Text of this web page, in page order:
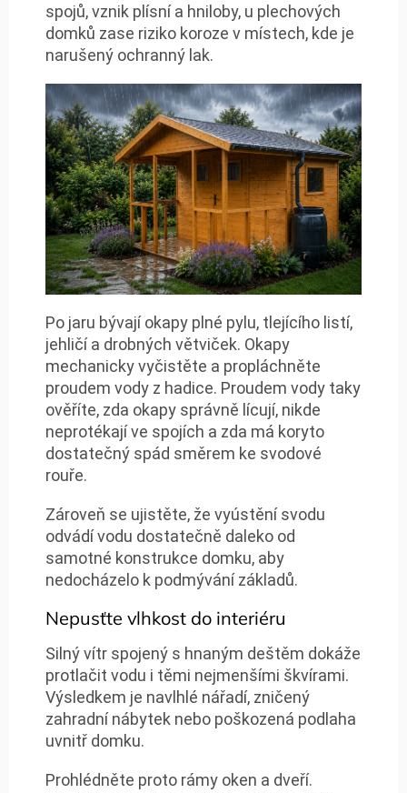
spojů, vznik plísní a hniloby, u plechových
domků zase riziko koroze v místech, kde je
narušený ochranný lak.
Po jaru bývají okapy plné pylu, tlejícího listí,
jehličí a drobných větviček. Okapy
mechanicky vyčistěte a propláchněte
proudem vody z hadice. Proudem vody taky
ověříte, zda okapy správně lícují, nikde
neprotékají ve spojích a zda má koryto
dostatečný spád směrem ke svodové
rouře.
Zároveň se ujistěte, že vyústění svodu
odvádí vodu dostatečně daleko od
samotné konstrukce domku, aby
nedocházelo k podmývání základů.
Nepusťte vlhkost do interiéru
Silný vítr spojený s hnaným deštěm dokáže
protlačit vodu i těmi nejmenšími škvírami.
Výsledkem je navlhlé nářadí, zničený
zahradní nábytek nebo poškozená podlaha
uvnitř domku.
Prohlédněte proto rámy oken a dveří.